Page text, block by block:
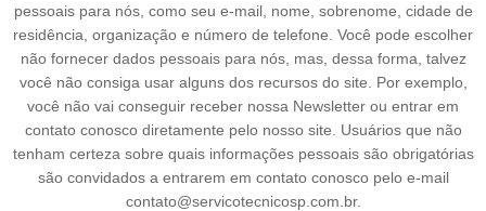
pessoais para nós, como seu e-mail, nome, sobrenome, cidade de
residência, organização e número de telefone. Você pode escolher
não fornecer dados pessoais para nós, mas, dessa forma, talvez
você não consiga usar alguns dos recursos do site. Por exemplo,
você não vai conseguir receber nossa Newsletter ou entrar em
contato conosco diretamente pelo nosso site. Usuários que não
tenham certeza sobre quais informações pessoais são obrigatórias
são convidados a entrarem em contato conosco pelo e-mail
contato@servicotecnicosp.com.br.